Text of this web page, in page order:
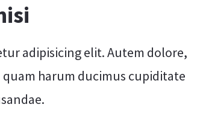
adipisicing elit. Autem dolore,
harum ducimus cupiditate